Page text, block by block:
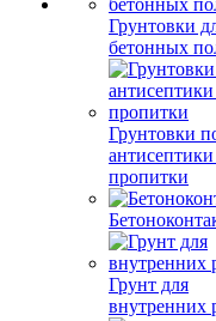
Грунтовки
бетонных
Грунтовки
пропитки
Грунт для
внутренних